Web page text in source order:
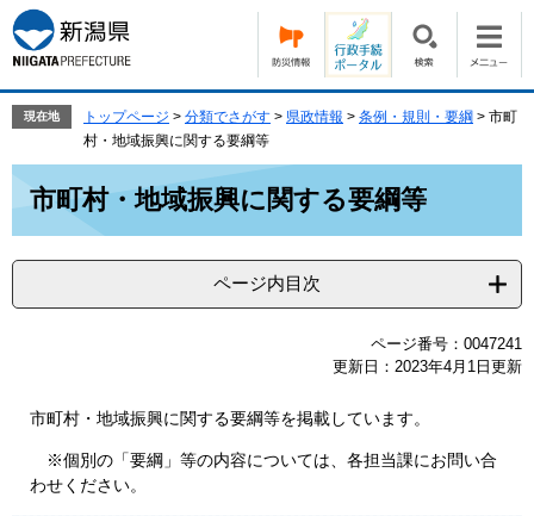
ー
ジ
の
で
す。
ニ
ュ
ー
ば
本
文
現在地 トップページ > 分類でさがす > 県政情報 > 条例・規則・要綱 > 市町
村・地域振興に関する要綱等
市町村・地域振興に関する要綱等
ページ内目次
ページ番号：0047241
更新日：2023年4月1日更新
市町村・地域振興に関する要綱等を掲載しています。
※個別の「要綱」等の内容については、各担当課にお問い合
わせください。